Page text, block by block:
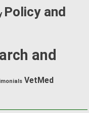
Policy and
and
VetMed